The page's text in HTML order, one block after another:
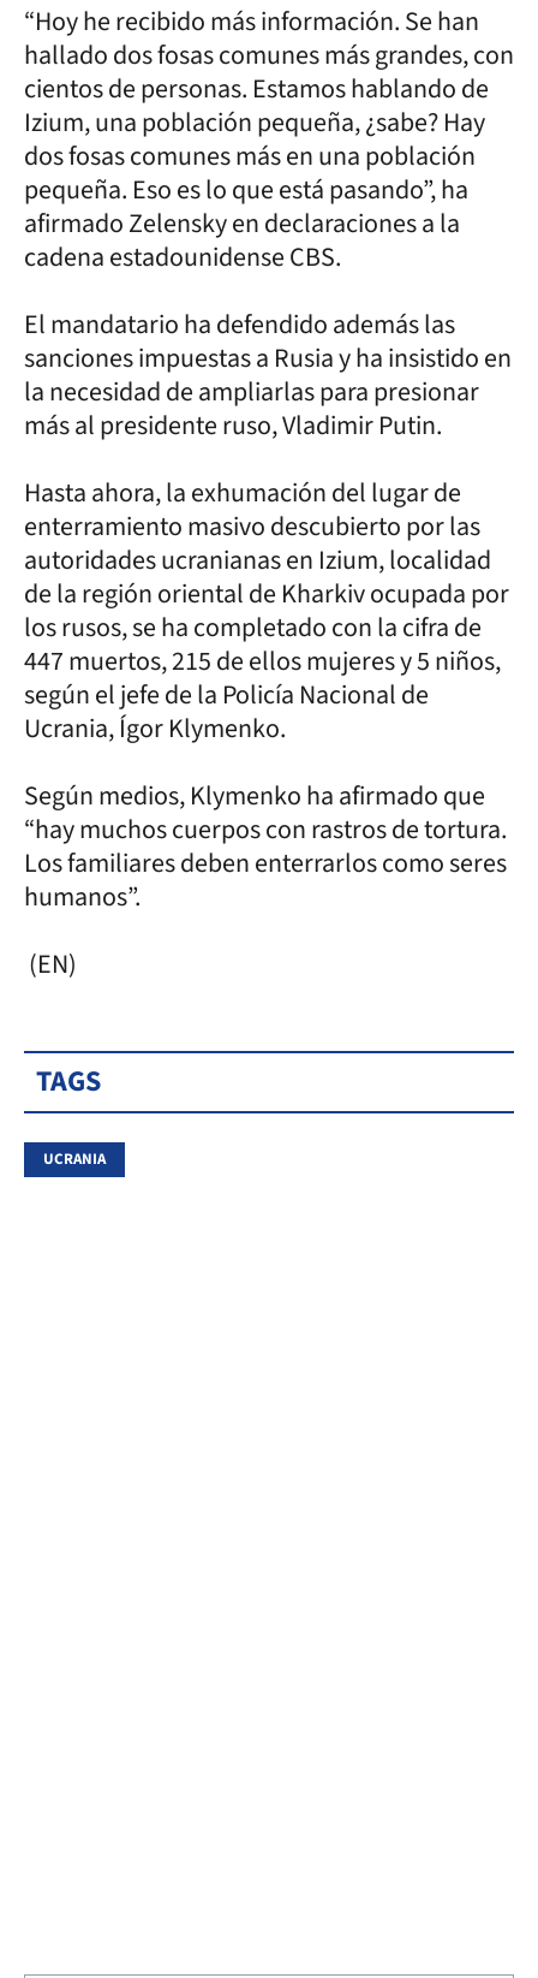
“Hoy he recibido más información. Se han
hallado dos fosas comunes más grandes, con
cientos de personas. Estamos hablando de
Izium, una población pequeña, ¿sabe? Hay
dos fosas comunes más en una población
pequeña. Eso es lo que está pasando”, ha
afirmado Zelensky en declaraciones a la
cadena estadounidense CBS.
El mandatario ha defendido además las
sanciones impuestas a Rusia y ha insistido en
la necesidad de ampliarlas para presionar
más al presidente ruso, Vladimir Putin.
Hasta ahora, la exhumación del lugar de
enterramiento masivo descubierto por las
autoridades ucranianas en Izium, localidad
de la región oriental de Kharkiv ocupada por
los rusos, se ha completado con la cifra de
447 muertos, 215 de ellos mujeres y 5 niños,
según el jefe de la Policía Nacional de
Ucrania, Ígor Klymenko.
Según medios, Klymenko ha afirmado que
“hay muchos cuerpos con rastros de tortura.
Los familiares deben enterrarlos como seres
humanos”.
(EN)
TAGS
UCRANIA